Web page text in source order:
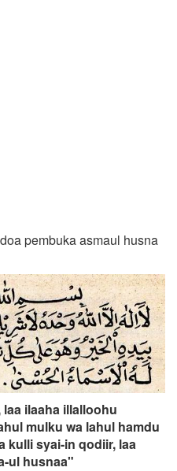
pembuka asmaul husna
ilaaha illalloohu
mulku wa lahul hamdu
kulli syai-in qodiir, laa
ul husnaa"